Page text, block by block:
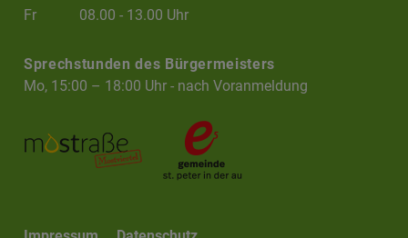
Fr
08.00 - 13.00 Uhr
Sprechstunden des Bürgermeisters
Mo, 15:00 – 18:00 Uhr - nach Voranmeldung